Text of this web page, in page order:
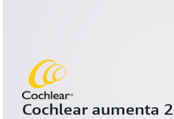
Cochlear aumenta